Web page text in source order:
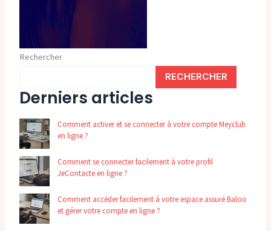
Rechercher
RECHERCHER
Derniers articles
Comment activer et se connecter à votre compte Meyclub
en ligne ?
Comment se connecter facilement à votre profil
JeContacte en ligne ?
Comment accéder facilement à votre espace assuré Baloo
et gérer votre compte en ligne ?